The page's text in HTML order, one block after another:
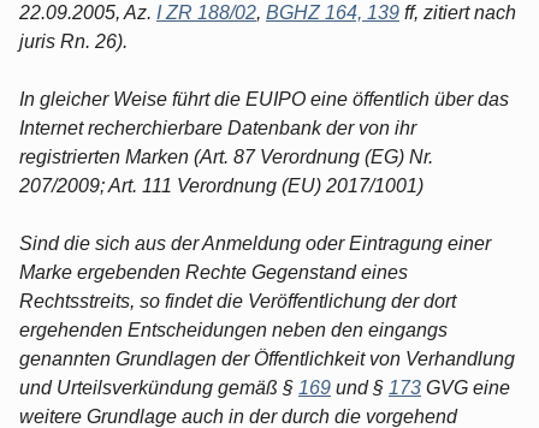
22.09.2005, Az. I ZR 188/02, BGHZ 164, 139 ff, zitiert nach
juris Rn. 26).
In gleicher Weise führt die EUIPO eine öffentlich über das
Internet recherchierbare Datenbank der von ihr
registrierten Marken (Art. 87 Verordnung (EG) Nr.
207/2009; Art. 111 Verordnung (EU) 2017/1001)
Sind die sich aus der Anmeldung oder Eintragung einer
Marke ergebenden Rechte Gegenstand eines
Rechtsstreits, so findet die Veröffentlichung der dort
ergehenden Entscheidungen neben den eingangs
genannten Grundlagen der Öffentlichkeit von Verhandlung
und Urteilsverkündung gemäß § 169 und § 173 GVG eine
weitere Grundlage auch in der durch die vorgehend